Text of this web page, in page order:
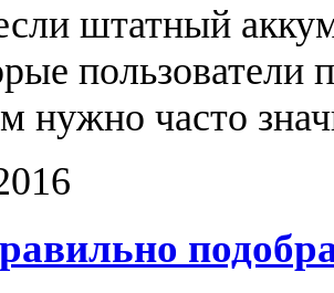
штатный
пользователи
нужно часто